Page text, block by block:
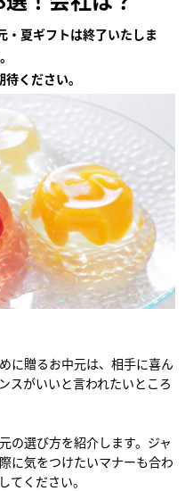
・夏ギフトは終了いたしま
ください。
に贈るお中元は、相手に喜ん
スがいいと言われたいところ
の選び方を紹介します。ジャ
に気をつけたいマナーも合わ
てください。